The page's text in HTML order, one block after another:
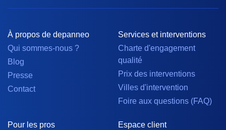
À propos de depanneo
Qui sommes-nous ?
Blog
Presse
Contact
Services et interventions
Charte d'engagement
qualité
Prix des interventions
Villes d'intervention
Foire aux questions (FAQ)
Pour les pros
Espace client